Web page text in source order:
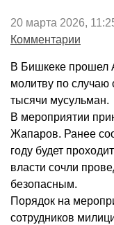
20 марта 2026,
Комментарии
В Бишкеке прошел
молитву по
тысячи мусульман.
В мероприятии
Жапаров. Ранее
году будет
власти сочли
безопасным.
Порядок на
сотрудников